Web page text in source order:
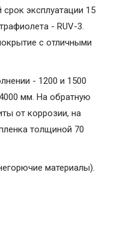
эксплуатации 15
- RUV-3.
с отличными
- 1200 и 1500
мм. На обратную
от коррозии, на
толщиной 70
материалы).